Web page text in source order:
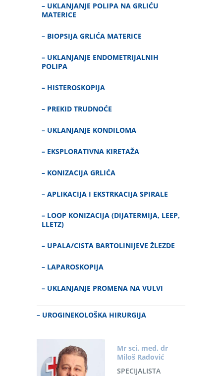
– UKLANJANJE POLIPA NA GRLIĆU
MATERICE
– BIOPSIJA GRLIĆA MATERICE
– UKLANJANJE ENDOMETRIJALNIH
POLIPA
– HISTEROSKOPIJA
– PREKID TRUDNOĆE
– UKLANJANJE KONDILOMA
– EKSPLORATIVNA KIRETAŽA
– KONIZACIJA GRLIĆA
– APLIKACIJA I EKSTRKACIJA SPIRALE
– LOOP KONIZACIJA (DIJATERMIJA, LEEP,
LLETZ)
– UPALA/CISTA BARTOLINIJEVE ŽLEZDE
– LAPAROSKOPIJA
– UKLANJANJE PROMENA NA VULVI
– UROGINEKOLOŠKA HIRURGIJA
Mr sci. med. dr
Miloš Radović
SPECIJALISTA